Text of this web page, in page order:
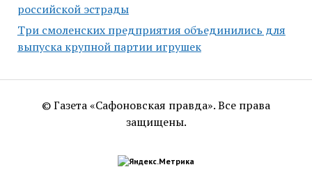
российской эстрады
Три смоленских предприятия объединились для
выпуска крупной партии игрушек
© Газета «Сафоновская правда». Все права
защищены.